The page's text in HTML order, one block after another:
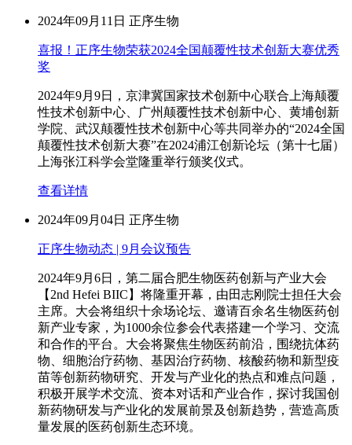
2024年09月11日 正序生物
喜报！正序生物荣获2024全国颠覆性技术创新大赛优秀
奖
2024年9月9日，京津冀国家技术创新中心联合上海颠覆
性技术创新中心、广州颠覆性技术创新中心、黄埔创新
学院、武汉颠覆性技术创新中心等共同举办的“2024全国
颠覆性技术创新大赛”在2024浦江创新论坛（第十七届）
上海张江科学会堂隆重举行颁奖仪式。
查看详情
2024年09月04日 正序生物
正序生物动态 | 9月会议预告
2024年9月6日，第二届合肥生物医药创新与产业大会
【2nd Hefei BIIC】将隆重开幕，由田志刚院士担任大会
主席。大会将组织十余场论坛、邀请百余名生物医药创
新产业专家，为1000余位参会代表搭建一个学习、交流
和合作的平台。大会将聚焦生物医药前沿，围绕抗体药
物、细胞治疗药物、基因治疗药物、核酸药物和新型疫
苗等创新药物研究、开发与产业化的热点和难点问题，
积极开展学术交流、资本对话和产业合作，探讨我国创
新药物研发与产业化的发展前景及创新趋势，营造高质
量发展的医药创新生态环境。